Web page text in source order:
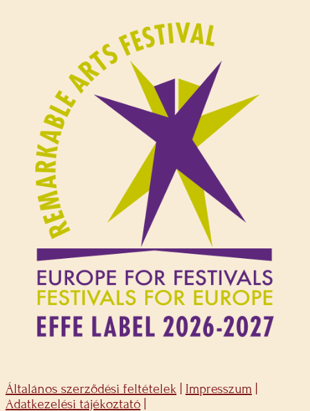
Általános szerződési feltételek Impresszum
Adatkezelési tájékoztató